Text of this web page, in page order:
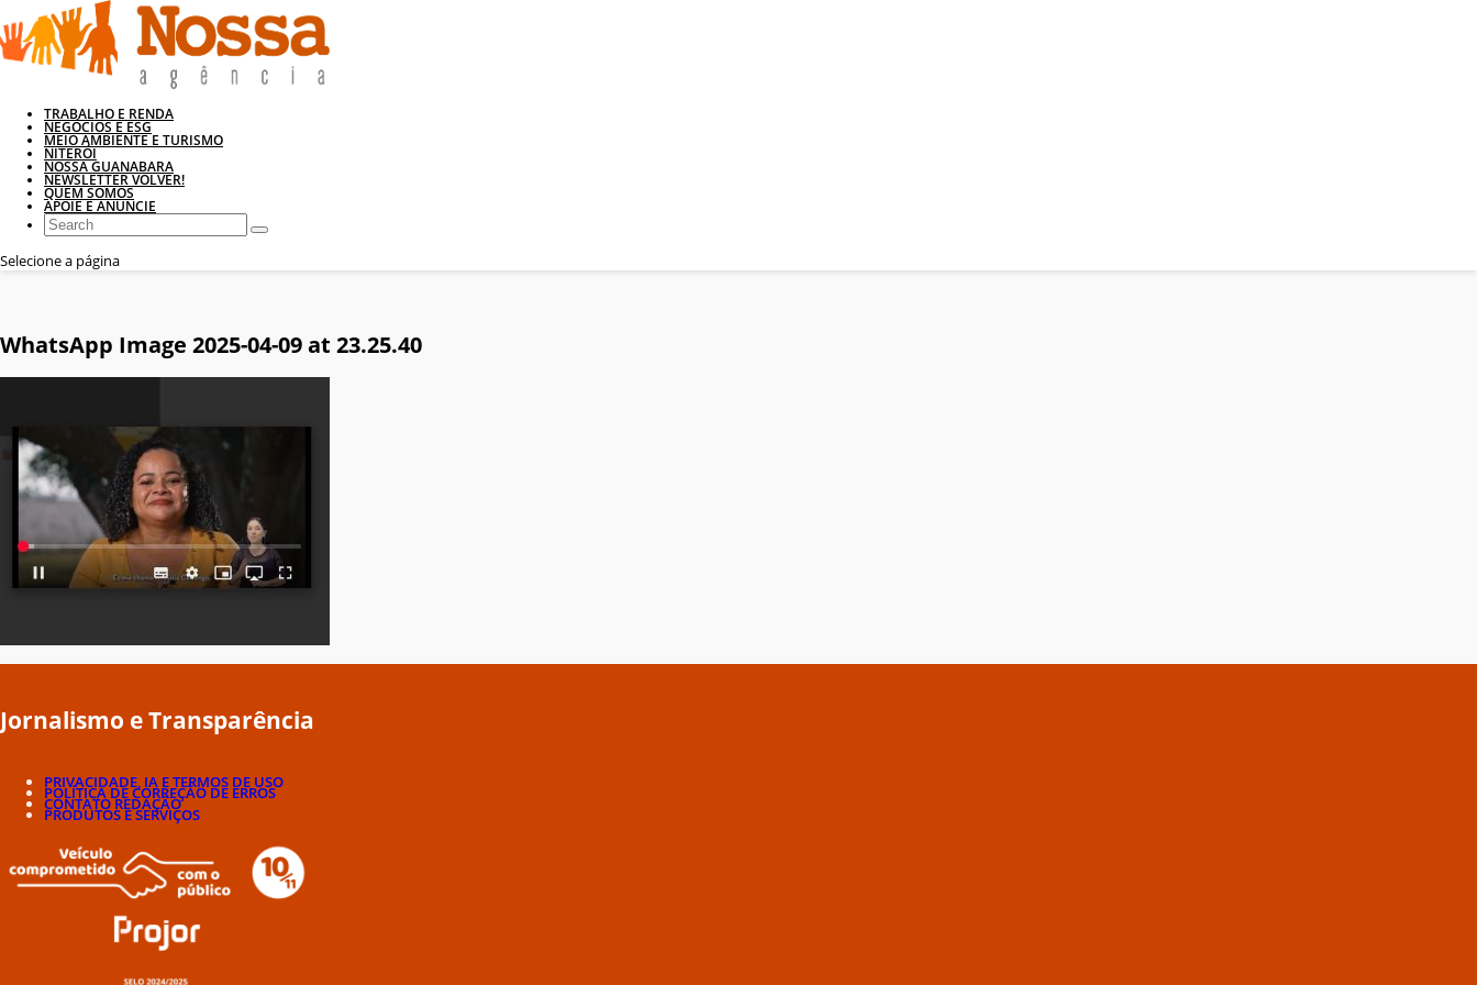
TRABALHO E RENDA
NEGÓCIOS E ESG
MEIO AMBIENTE E TURISMO
NITERÓI
NOSSA GUANABARA
NEWSLETTER VOLVER!
QUEM SOMOS
APOIE E ANUNCIE
Selecione a página
WhatsApp Image 2025-04-09 at 23.25.40
Jornalismo e Transparência
PRIVACIDADE, IA E TERMOS DE USO
POLÍTICA DE CORREÇÃO DE ERROS
CONTATO REDAÇÃO
PRODUTOS E SERVIÇOS